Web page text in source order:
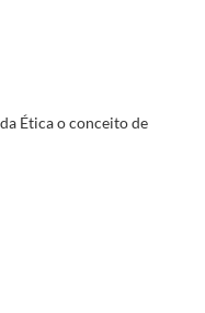
Ética o conceito de